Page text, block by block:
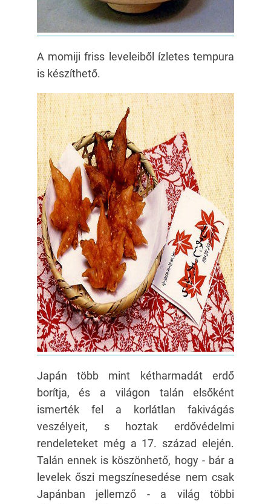
A momiji friss leveleiből ízletes tempura
is készíthető.
Japán több mint kétharmadát erdő
borítja, és a világon talán elsőként
ismerték fel a korlátlan fakivágás
veszélyeit, s hoztak erdővédelmi
rendeleteket még a 17. század elején.
Talán ennek is köszönhető, hogy - bár a
levelek őszi megszínesedése nem csak
Japánban jellemző - a világ többi